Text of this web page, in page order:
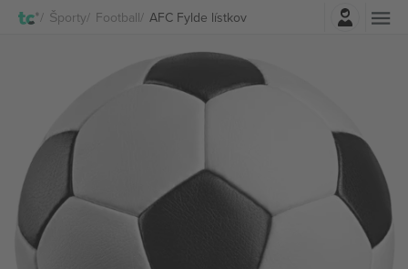
Športy Football AFC Fylde lístkovPrihlásenie